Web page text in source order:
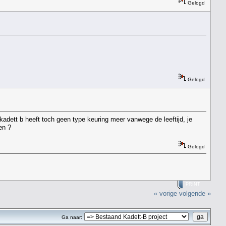
Gelogd
Gelogd
b heeft toch geen type keuring meer vanwege de leeftijd, je
?
Gelogd
« vorige volgende »
Ga naar: